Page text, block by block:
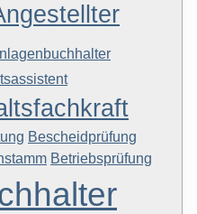
Bescheidprüfung
Betriebsprüfung